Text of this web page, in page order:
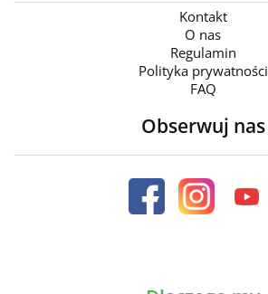
Kontakt
O nas
Regulamin
Polityka prywatności
FAQ
Obserwuj nas